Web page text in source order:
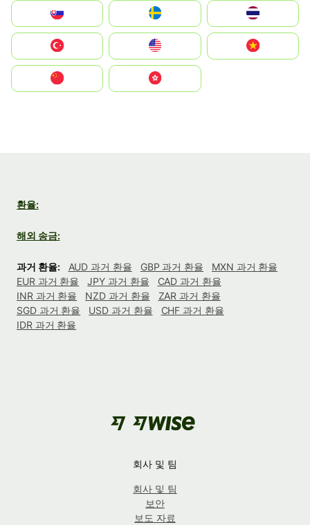
United States
中國香港特別行政區
환율:
해외 송금:
과거 환율: AUD 과거 환율 GBP 과거 환율
MXN 과거 환율
EUR 과거 환율
JPY 과거 환율
CAD 과거 환율
INR 과거 환율
NZD 과거 환율
ZAR 과거 환율
SGD 과거 환율
USD 과거 환율
CHF 과거 환율
IDR 과거 환율
회사 및 팀
회사 및 팀
보안
보도 자료